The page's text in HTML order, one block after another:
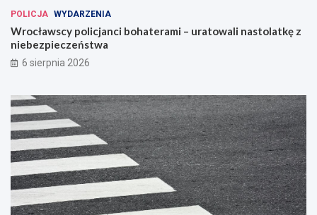
POLICJA WYDARZENIA
Wrocławscy policjanci bohaterami – uratowali nastolatkę z
niebezpieczeństwa
6 sierpnia 2026